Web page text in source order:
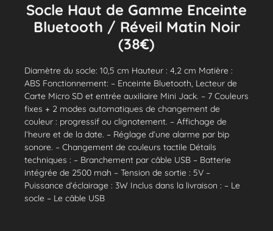
Socle Haut de Gamme Enceinte
Bluetooth / Réveil Matin Noir
(38€)
Diamètre du socle: 10,5 cm Hauteur : 4,2 cm Matière :
ABS Fonctionnement: – Enceinte Bluetooth, Lecteur de
Carte Micro SD et entrée auxiliaire Mini Jack. – 7 Couleurs
fixes + 2 modes automatiques de changement de
couleur : progressif ou clignotement. – Affichage de
l’heure et de la date. – Réglage d’une alarme par bip
sonore. – Changement de couleurs tactile Détails
techniques : – Branchement par câble USB – Batterie
intégrée de 2500 mah – Tension de sortie : 5V –
Puissance d’éclairage : 3W Inclus dans la livraison : – Le
socle – Le câble USB